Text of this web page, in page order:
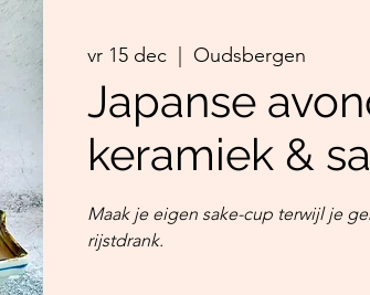
vr 15 dec
  |
Oudsbergen
Japanse
keramiek &
Maak je eigen sake-cup terwijl je
rijstdrank.